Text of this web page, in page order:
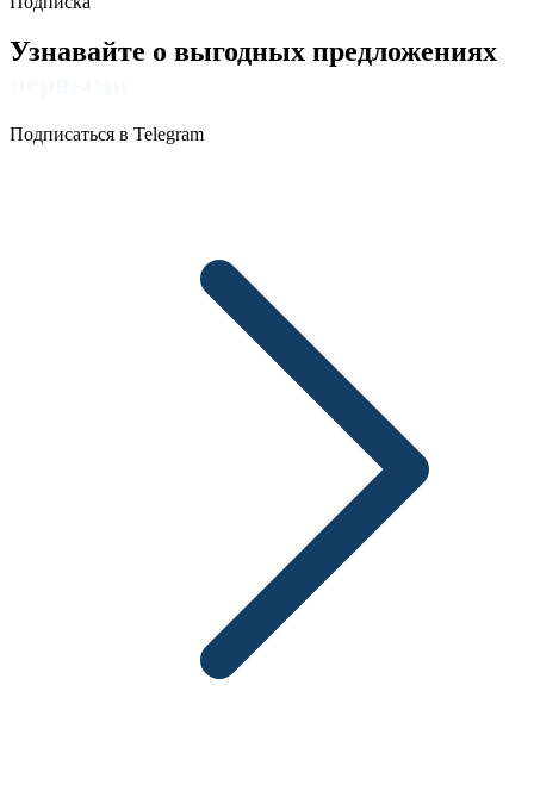
Узнавайте о выгодных предложениях
Подписаться в Telegram